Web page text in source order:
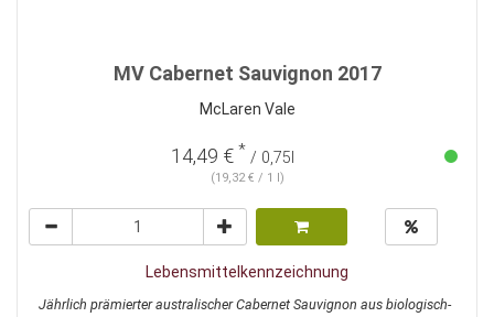
MV Cabernet Sauvignon 2017
McLaren Vale
14,49 € * / 0,75l
(19,32 € / 1 l)
Lebensmittelkennzeichnung
Jährlich prämierter australischer Cabernet Sauvignon aus biologisch-